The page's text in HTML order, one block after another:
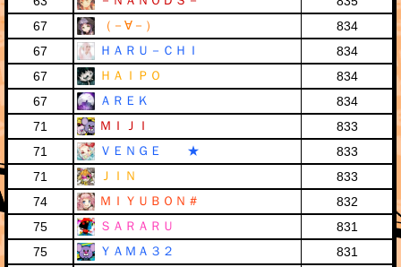
67
（－∀－）
834
67
ＨＡＲＵ－ＣＨＩ
834
67
ＨＡＩＰＯ
834
67
ＡＲＥＫ
834
71
ＭＩＪＩ
833
71
ＶＥＮＧＥ ★
833
71
ＪＩＮ
833
74
ＭＩＹＵＢＯＮ＃
832
75
ＳＡＲＡＲＵ
831
75
ＹＡＭＡ３２
831